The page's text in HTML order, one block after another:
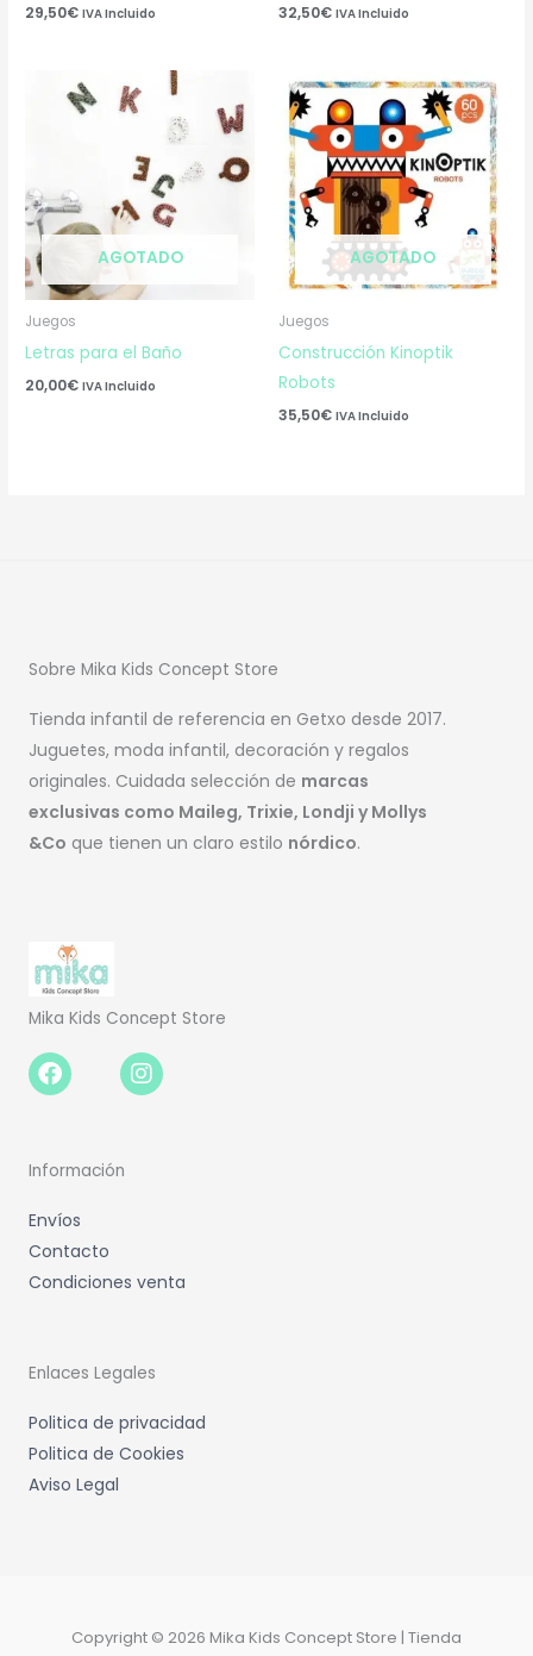
29,50€ IVA Incluido 32,50€ IVA Incluido
AGOTADO
Juegos
Letras para el Baño
20,00€ IVA Incluido
AGOTADO
Juegos
Construcción Kinoptik
Robots
35,50€ IVA Incluido
Sobre Mika Kids Concept Store
Tienda infantil de referencia en Getxo desde 2017.
Juguetes, moda infantil, decoración y regalos
originales. Cuidada selección de marcas
exclusivas como Maileg, Trixie, Londji y Mollys
&Co que tienen un claro estilo nórdico.
Mika Kids Concept Store
Facebook-
f
Instagram
Información
Envíos
Contacto
Condiciones venta
Enlaces Legales
Politica de privacidad
Politica de Cookies
Aviso Legal
Copyright © 2026 Mika Kids Concept Store | Tienda